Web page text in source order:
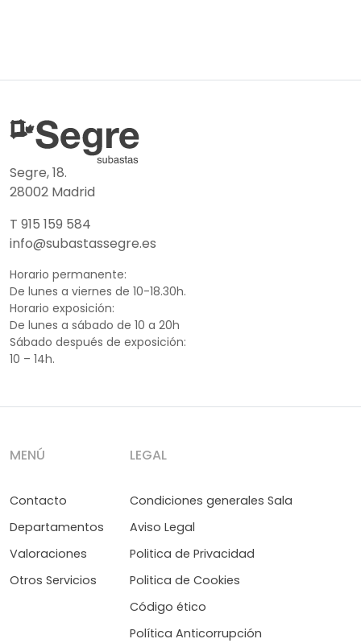
Segre, 18.
28002 Madrid
T 915 159 584
info@subastassegre.es
Horario permanente:
De lunes a viernes de 10-18.30h.
Horario exposición:
De lunes a sábado de 10 a 20h
Sábado después de exposición:
10 – 14h.
MENÚ
Contacto
Departamentos
Valoraciones
Otros Servicios
LEGAL
Condiciones generales Sala
Aviso Legal
Politica de Privacidad
Politica de Cookies
Código ético
Política Anticorrupción